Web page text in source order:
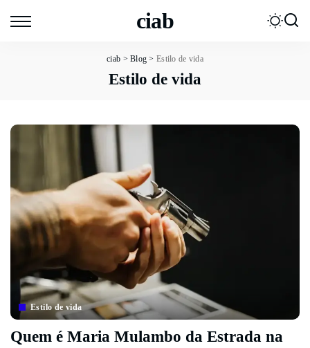
ciab
ciab >Blog >Estilo de vida
Estilo de vida
Estilo de vida
Quem é Maria Mulambo da Estrada na